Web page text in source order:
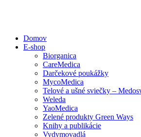
Domov
E-shop
Biorganica
CareMedica
Darčekové poukážky
MycoMedica
Telové a ušné sviečky –
Weleda
YaoMedica
Zelené produkty Green Ways
Knihy a publikácie
Vydymovadlá